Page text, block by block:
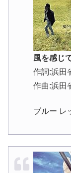
風を感じ
作詞:浜田
作曲:浜田
ブルー レ